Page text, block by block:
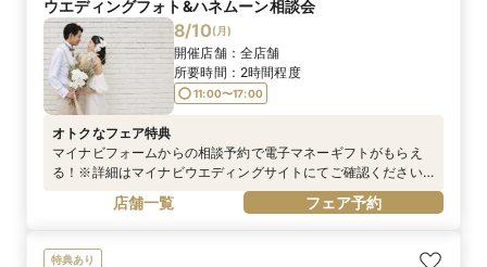
ウエディングフォト&ハネムーン相談会
8/10(月)
開催店舗： 全店舗
所要時間： 2時間程度
11:00〜17:00
オトクなフェア特典
マイナビフォームからの相談予約で電子マネーギフトがもらえ
る！※詳細はマイナビウエディングサイトにてご確認ください
https://wedding.mynavi.jp/contents/special_contents/couple
_cp/※電話予約は対象外です
店舗一覧 フェア予約
特典あり